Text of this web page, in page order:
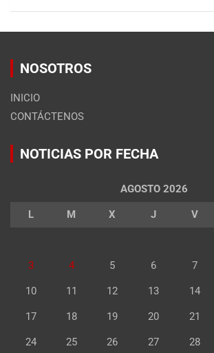
NOSOTROS
INICIO
CONTÁCTENOS
NOTICIAS POR FECHA
AGOSTO 2026
L M X J V
3 4 5 6 7
10 11 12 13 14
17 18 19 20 21
24 25 26 27 28